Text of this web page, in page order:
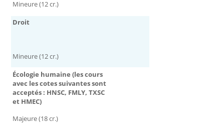
Mineure (12 cr.)
Droit
Mineure (12 cr.)
Écologie humaine (les cours
avec les cotes suivantes sont
acceptés : HNSC, FMLY, TXSC
et HMEC)
Majeure (18 cr.)